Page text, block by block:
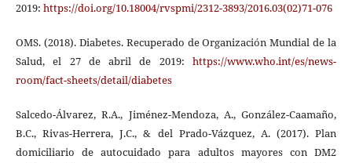
2019: https://doi.org/10.18004/rvspmi/2312-3893/2016.03(02)71-076
OMS. (2018). Diabetes. Recuperado de Organización Mundial de la
Salud, el 27 de abril de 2019:https://www.who.int/es/news-
room/fact-sheets/detail/diabetes
Salcedo-Álvarez, R.A., Jiménez-Mendoza, A., González-Caamaño,
B.C., Rivas-Herrera, J.C., & del Prado-Vázquez, A. (2017). Plan
domiciliario de autocuidado para adultos mayores con DM2